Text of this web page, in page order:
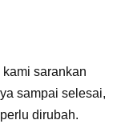
sarankan
sampai selesai,
dirubah.